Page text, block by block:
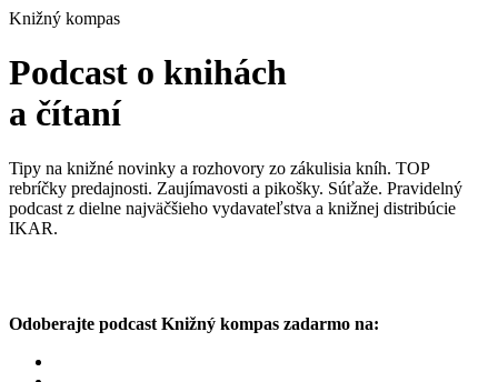
Knižný kompas
Podcast o knihách
a čítaní
Tipy na knižné novinky a rozhovory zo zákulisia kníh. TOP
rebríčky predajnosti. Zaujímavosti a pikošky. Súťaže. Pravidelný
podcast z dielne najväčšieho vydavateľstva a knižnej distribúcie
IKAR.
Odoberajte podcast Knižný kompas zadarmo na: